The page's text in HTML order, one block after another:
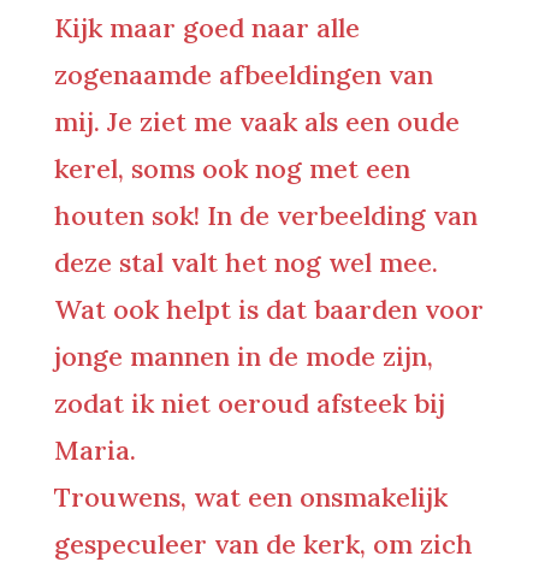
Kijk maar goed naar alle
zogenaamde afbeeldingen van
mij. Je ziet me vaak als een oude
kerel, soms ook nog met een
houten sok! In de verbeelding van
deze stal valt het nog wel mee.
Wat ook helpt is dat baarden voor
jonge mannen in de mode zijn,
zodat ik niet oeroud afsteek bij
Maria.
Trouwens, wat een onsmakelijk
gespeculeer van de kerk, om zich